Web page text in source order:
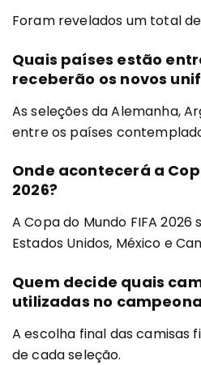
Foram revelados um total
Quais países estão
receberão os novos
As seleções da Alemanha,
entre os países
Onde acontecerá a
2026?
A Copa do Mundo FIFA 2026
Estados Unidos, México e
Quem decide quais
utilizadas no
A escolha final das camisas
de cada seleção.